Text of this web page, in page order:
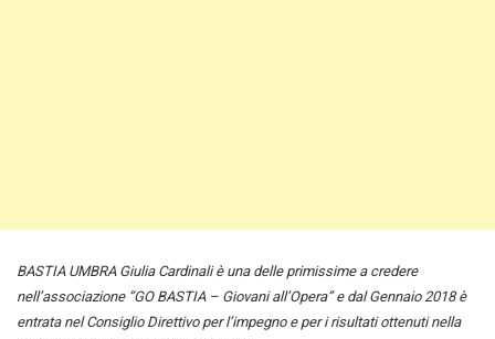
BASTIA UMBRA Giulia Cardinali è una delle primissime a credere
nell’associazione “GO BASTIA – Giovani all’Opera” e dal Gennaio 2018 è
entrata nel Consiglio Direttivo per l’impegno e per i risultati ottenuti nella